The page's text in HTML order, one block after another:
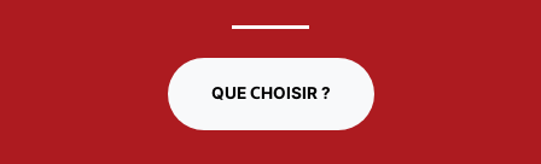
QUE CHOISIR ?